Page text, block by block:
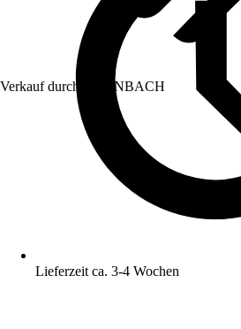
Verkauf durch: HORNBACH
Lieferzeit ca. 3-4 Wochen